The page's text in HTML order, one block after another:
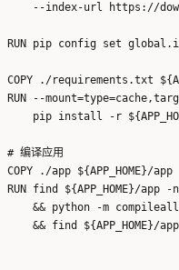
--index-url https://
RUN pip config set
COPY ./requirements.txt
RUN --
pip install -r
# 编译应用
COPY ./app ${APP_HOME}/app
RUN find ${APP_HOME}/
&& python -m
&& find ${APP_HOME}/